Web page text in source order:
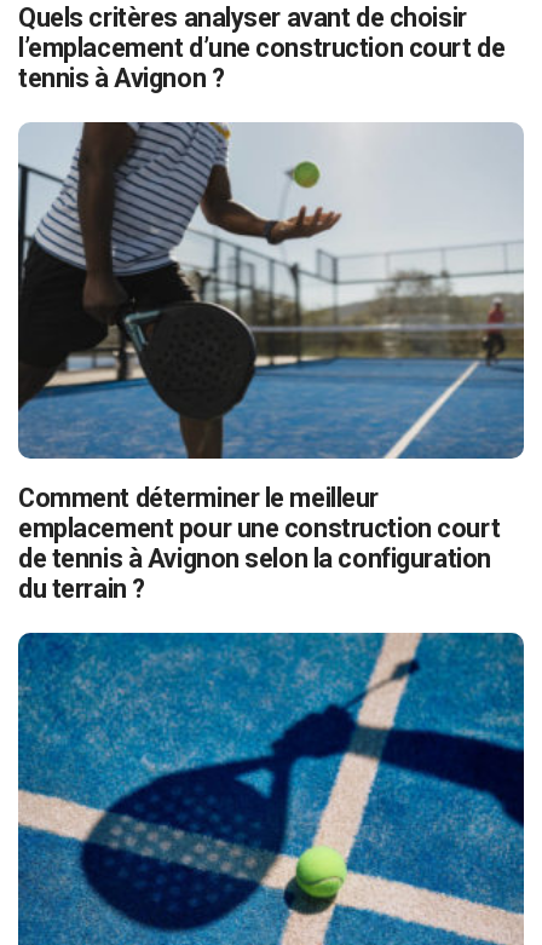
Quels critères analyser avant de choisir
l’emplacement d’une construction court de
tennis à Avignon ?
Comment déterminer le meilleur
emplacement pour une construction court
de tennis à Avignon selon la configuration
du terrain ?